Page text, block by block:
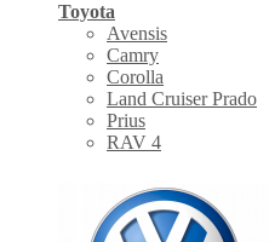
Toyota
Avensis
Camry
Corolla
Land Cruiser Prado
Prius
RAV 4